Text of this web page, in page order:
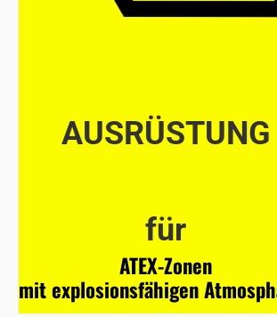
AUSRÜSTUNG
für
ATEX-Zonen
mit explosionsfähigen